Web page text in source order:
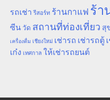
รถเช่า รีสอร์ท ร้านกาแฟ ร้า
ซีน วัด สถานที่ท่องเที่ยว สุ
เครื่องดื่ม เชียงใหม่ เช่ารถ เช่ารถตู้
เก๋ง เทศกาล ให้เช่ารถยนต์